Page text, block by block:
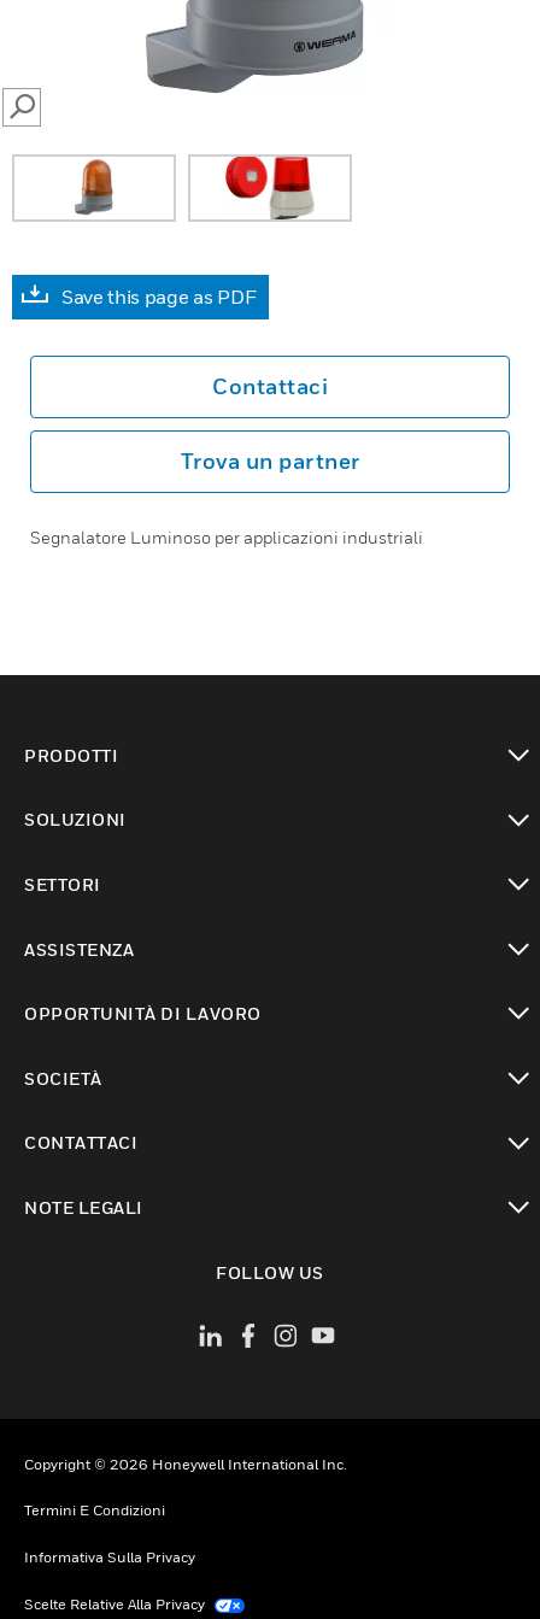
SEARCH
Save this page as PDF
Contattaci
Trova un partner
Segnalatore Luminoso per applicazioni industriali
PRODOTTI
SOLUZIONI
SETTORI
ASSISTENZA
OPPORTUNITÀ DI LAVORO
SOCIETÀ
CONTATTACI
NOTE LEGALI
FOLLOW US
Copyright © 2026 Honeywell International Inc.
Termini E Condizioni
Informativa Sulla Privacy
Scelte Relative Alla Privacy